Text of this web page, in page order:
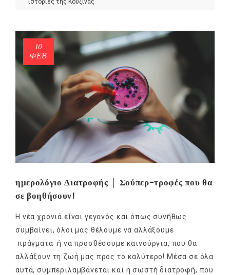
10
ΦΕΒ
ημερολόγιο Διατροφής │ Σούπερ-τροφές που θα
σε βοηθήσουν!
Η νέα χρονιά είναι γεγονός και όπως συνήθως
συμβαίνει, όλοι μας θέλουμε να αλλάξουμε
πράγματα ή να προσθέσουμε καινούργια, που θα
αλλάξουν τη ζωή μας προς το καλύτερο! Μέσα σε όλα
αυτά, συμπεριλαμβάνεται και η σωστή διατροφή, που